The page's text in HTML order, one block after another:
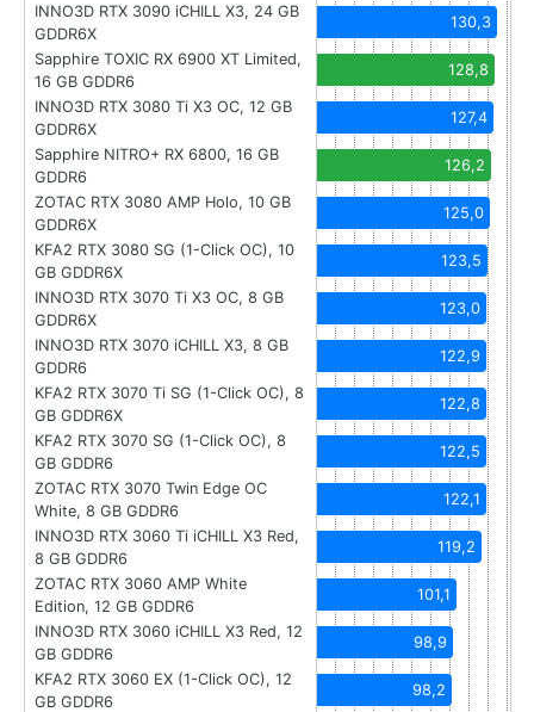
INNO3D RTX 3090 iCHILL X3, 24 GB
GDDR6X
130,3
Sapphire TOXIC RX 6900 XT Limited,
16 GB GDDR6
128,8
INNO3D RTX 3080 Ti X3 OC, 12 GB
GDDR6X
127,4
Sapphire NITRO+ RX 6800, 16 GB
GDDR6
126,2
ZOTAC RTX 3080 AMP Holo, 10 GB
GDDR6X
125,0
KFA2 RTX 3080 SG (1-Click OC), 10
GB GDDR6X
123,5
INNO3D RTX 3070 Ti X3 OC, 8 GB
GDDR6X
123,0
INNO3D RTX 3070 iCHILL X3, 8 GB
GDDR6
122,9
KFA2 RTX 3070 Ti SG (1-Click OC), 8
GB GDDR6X
122,8
KFA2 RTX 3070 SG (1-Click OC), 8
GB GDDR6
122,5
ZOTAC RTX 3070 Twin Edge OC
White, 8 GB GDDR6
122,1
INNO3D RTX 3060 Ti iCHILL X3 Red,
8 GB GDDR6
119,2
ZOTAC RTX 3060 AMP White
Edition, 12 GB GDDR6
101,1
INNO3D RTX 3060 iCHILL X3 Red, 12
GB GDDR6
98,9
KFA2 RTX 3060 EX (1-Click OC), 12
GB GDDR6
98,2